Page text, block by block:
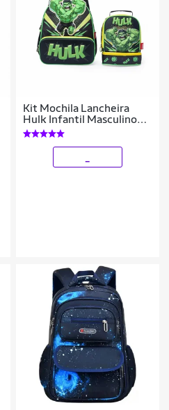
Kit Mochila Lancheira
Hulk Infantil Masculino
Escolar Marvel